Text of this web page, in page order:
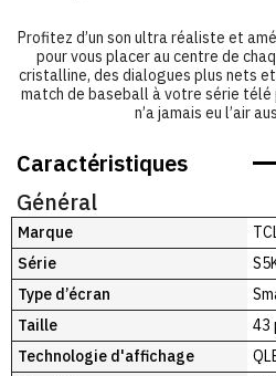
Profitez d’un son ultra réaliste et
pour vous placer au centre de
cristalline, des dialogues plus nets
match de baseball à votre série
n’a jamais eu l’air
Caractéristiques
Général
Marque
Série
Type d’écran
Taille
43
Technologie d'affichage